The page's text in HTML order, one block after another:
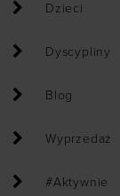
Dzieci
Dyscypliny
Blog
Wyprzedaż
#Aktywnie